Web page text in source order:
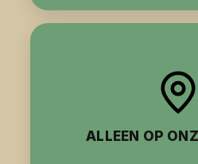
ALLEEN OP